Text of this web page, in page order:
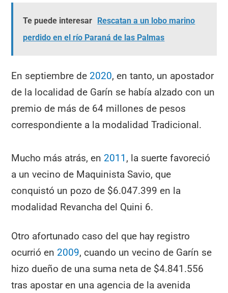
Te puede interesar Rescatan a un lobo marino
perdido en el río Paraná de las Palmas
En septiembre de 2020, en tanto, un apostador
de la localidad de Garín se había alzado con un
premio de más de 64 millones de pesos
correspondiente a la modalidad Tradicional.
Mucho más atrás, en 2011 , la suerte favoreció
a un vecino de Maquinista Savio, que
conquistó un pozo de $6.047.399 en la
modalidad Revancha del Quini 6.
Otro afortunado caso del que hay registro
ocurrió en 2009, cuando un vecino de Garín se
hizo dueño de una suma neta de $4.841.556
tras apostar en una agencia de la avenida